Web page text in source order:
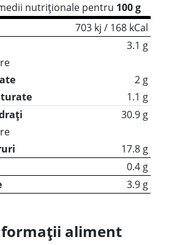
nutriționale pentru 100 g
703 kj / 168 kCal
3.1 g
2 g
1.1 g
30.9 g
17.8 g
0.4 g
3.9 g
aliment